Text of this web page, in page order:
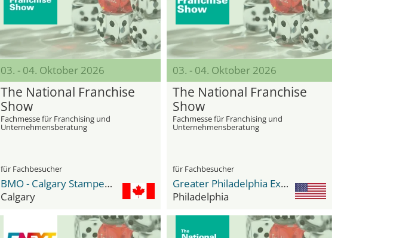
03. - 04. Oktober 2026
The National Franchise
Show
Fachmesse für Franchising und
Unternehmensberatung
für Fachbesucher
BMO - Calgary Stampede Park
Calgary
03. - 04. Oktober 2026
The National Franchise
Show
Fachmesse für Franchising und
Unternehmensberatung
für Fachbesucher
Greater Philadelphia Expo Center
Philadelphia